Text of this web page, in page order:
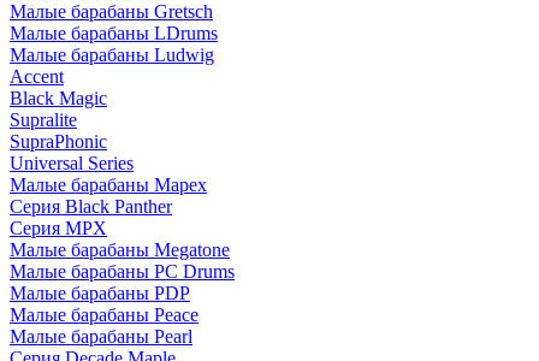
Малые барабаны Gretsch
Малые барабаны LDrums
Малые барабаны Ludwig
Accent
Black Magic
Supralite
SupraPhonic
Universal Series
Малые барабаны Mapex
Серия Black Panther
Серия MPX
Малые барабаны Megatone
Малые барабаны PC Drums
Малые барабаны PDP
Малые барабаны Peace
Малые барабаны Pearl